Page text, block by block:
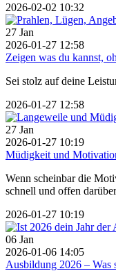
2026-02-02 10:32
27 Jan
2026-01-27 12:58
Zeigen was du kannst,
Sei stolz auf deine
2026-01-27 12:58
27 Jan
2026-01-27 10:19
Müdigkeit und
Wenn scheinbar die
schnell und offen
2026-01-27 10:19
06 Jan
2026-01-06 14:05
Ausbildung 2026 – Was